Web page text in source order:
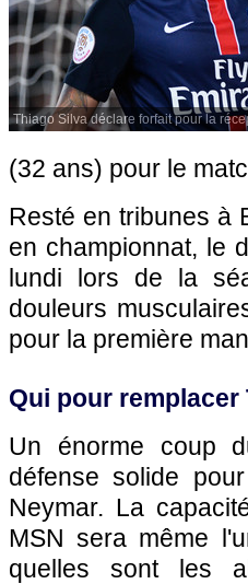
Thiago Silva déclare forfait pour la
(32 ans) pour le
Resté en tribunes à
en championnat, le
lundi lors de la
douleurs
pour la première
Qui pour remplacer
Un énorme coup
défense solide
Neymar. La
MSN sera même
quelles sont les